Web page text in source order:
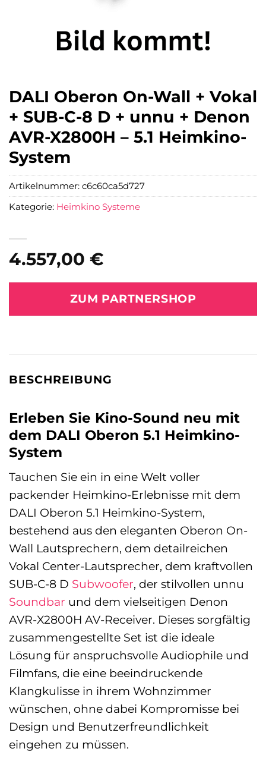
DALI Oberon On-Wall + Vokal
+ SUB-C-8 D + unnu + Denon
AVR-X2800H – 5.1 Heimkino-
System
4.557,00 €
ZUM PARTNERSHOP
Artikelnummer: c6c60ca5d727
Kategorie: Heimkino Systeme
BESCHREIBUNG
Erleben Sie Kino-Sound neu mit
dem DALI Oberon 5.1 Heimkino-
System
Tauchen Sie ein in eine Welt voller
packender Heimkino-Erlebnisse mit dem
DALI Oberon 5.1 Heimkino-System,
bestehend aus den eleganten Oberon On-
Wall Lautsprechern, dem detailreichen
Vokal Center-Lautsprecher, dem kraftvollen
SUB-C-8 D Subwoofer, der stilvollen unnu
Soundbar und dem vielseitigen Denon
AVR-X2800H AV-Receiver. Dieses sorgfältig
zusammengestellte Set ist die ideale
Lösung für anspruchsvolle Audiophile und
Filmfans, die eine beeindruckende
Klangkulisse in ihrem Wohnzimmer
wünschen, ohne dabei Kompromisse bei
Design und Benutzerfreundlichkeit
eingehen zu müssen.